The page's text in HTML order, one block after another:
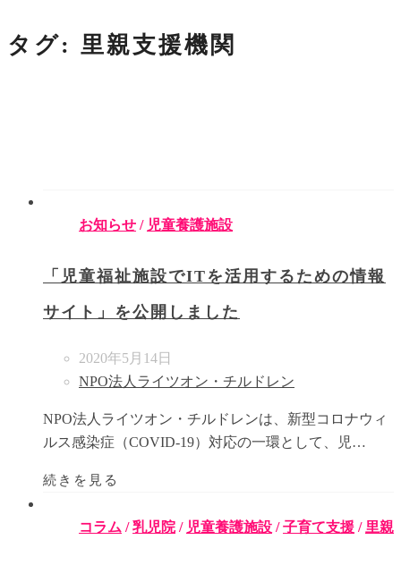
タグ: 里親支援機関
お知らせ / 児童養護施設
「児童福祉施設でITを活用するための情報
サイト」を公開しました
2020年5月14日
NPO法人ライツオン・チルドレン
NPO法人ライツオン・チルドレンは、新型コロナウィ
ルス感染症（COVID-19）対応の一環として、児…
続きを見る
コラム /乳児院/ 児童養護施設 /子育て支援 / 里親